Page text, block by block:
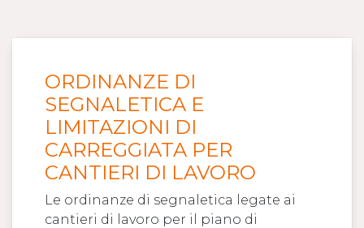
ORDINANZE DI
SEGNALETICA E
LIMITAZIONI DI
CARREGGIATA PER
CANTIERI DI LAVORO
Le ordinanze di segnaletica legate ai
cantieri di lavoro per il piano di